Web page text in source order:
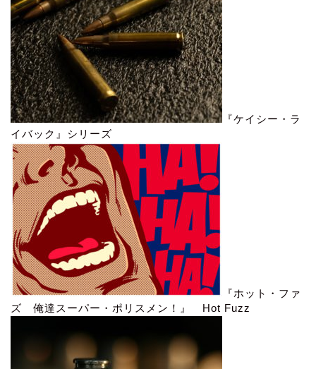
『ケイシー・ラ
イバック』シリーズ
『ホット・ファ
ズ 俺達スーパー・ポリスメン！』 Hot Fuzz